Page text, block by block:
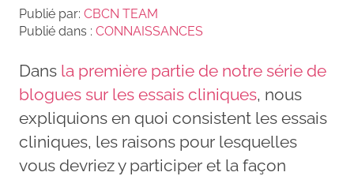
Publié par: CBCN TEAM
Publié dans : CONNAISSANCES
Dans la première partie de notre série de
blogues sur les essais cliniques, nous
expliquions en quoi consistent les essais
cliniques, les raisons pour lesquelles
vous devriez y participer et la façon